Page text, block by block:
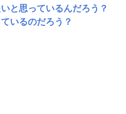
と思っているんだろう？
いるのだろう？